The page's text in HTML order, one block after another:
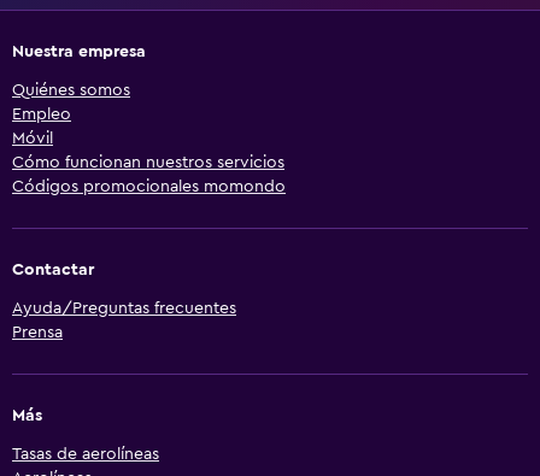
Nuestra empresa
Quiénes somos
Empleo
Móvil
Cómo funcionan nuestros servicios
Códigos promocionales momondo
Contactar
Ayuda/Preguntas frecuentes
Prensa
Más
Tasas de aerolíneas